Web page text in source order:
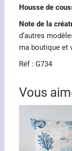
Housse de
Note de la
d’autres
ma boutique et
Réf : G734
Vous